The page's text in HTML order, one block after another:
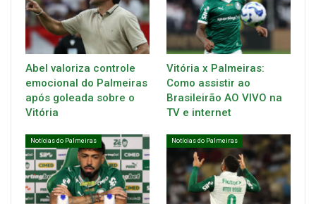
Abel valoriza controle
emocional do Palmeiras
após goleada sobre o
Vitória
Vitória x Palmeiras:
Como assistir ao
Brasileirão AO VIVO na
TV e internet
Notícias do Palmeiras Notícias do Palmeiras